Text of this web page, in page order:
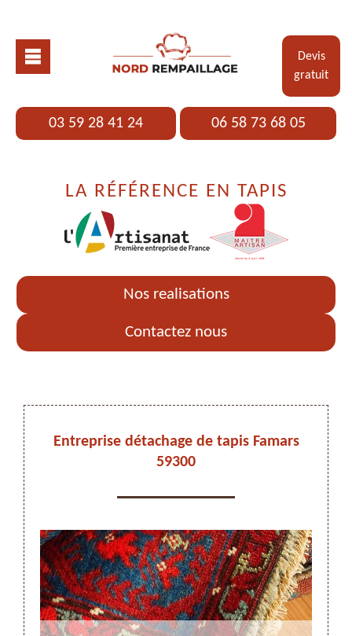
Devis
gratuit
03 59 28 41 24 06 58 73 68 05
LA RÉFÉRENCE EN TAPIS
Nos realisations
Contactez nous
Entreprise détachage de tapis Famars
59300